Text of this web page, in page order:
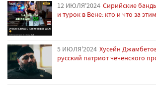
12 ИЮЛЯ'2024 Сирийские
и турок в Вене: кто и что за
5 ИЮЛЯ'2024 Хусейн
русский патриот чеченского